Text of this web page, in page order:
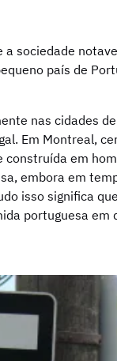
a sociedade
país de
nas cidades
Em Montreal,
em
embora em
isso significa
portuguesa em